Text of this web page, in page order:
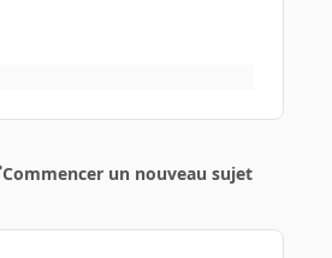
Commencer un nouveau sujet